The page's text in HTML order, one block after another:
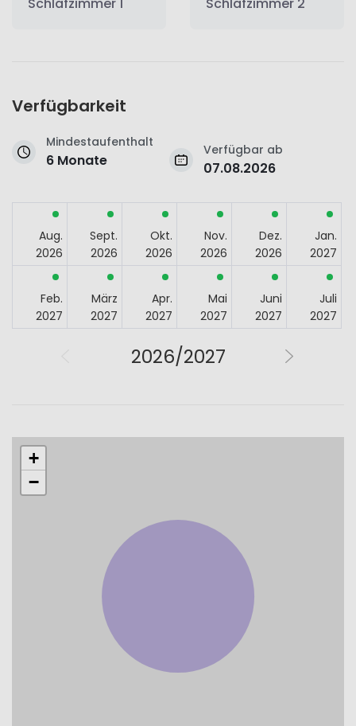
Verfügbarkeit
Mindestaufenthalt
6 Monate
Verfügbar ab
07.08.2026
Aug.
2026
Sept.
2026
Okt.
2026
Nov.
2026
Dez.
2026
Jan.
2027
Feb.
2027
März
2027
Apr.
2027
Mai
2027
Juni
2027
Juli
2027
2026/2027
+
−